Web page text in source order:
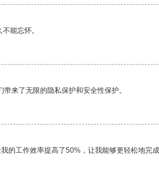
能忘怀。
来了无限的隐私保护和安全性保护。
的工作效率提高了50%，让我能够更轻松地完成